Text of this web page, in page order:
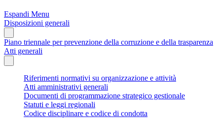
Espandi Menu
Disposizioni generali
Piano triennale per prevenzione della corruzione e della trasparenza
Atti generali
Riferimenti normativi su organizzazione e attività
Atti amministrativi generali
Documenti di programmazione strategico gestionale
Statuti e leggi regionali
Codice disciplinare e codice di condotta